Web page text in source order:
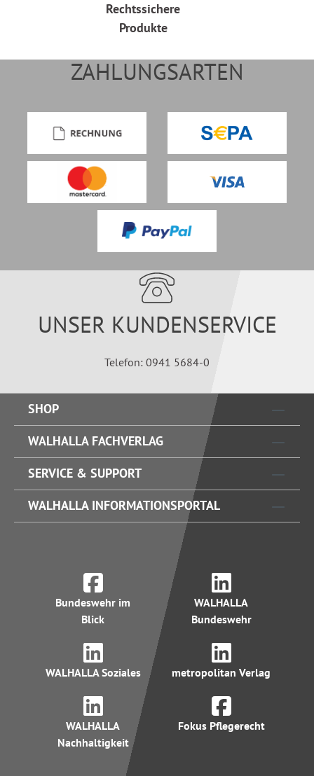
Rechtssichere
Produkte
ZAHLUNGSARTEN
UNSER KUNDENSERVICE
Telefon: 0941 5684-0
SHOP
WALHALLA FACHVERLAG
SERVICE & SUPPORT
WALHALLA INFORMATIONSPORTAL
Bundeswehr im
Blick
WALHALLA
Bundeswehr
WALHALLA Soziales metropolitan Verlag
WALHALLA
Nachhaltigkeit
Fokus Pflegerecht